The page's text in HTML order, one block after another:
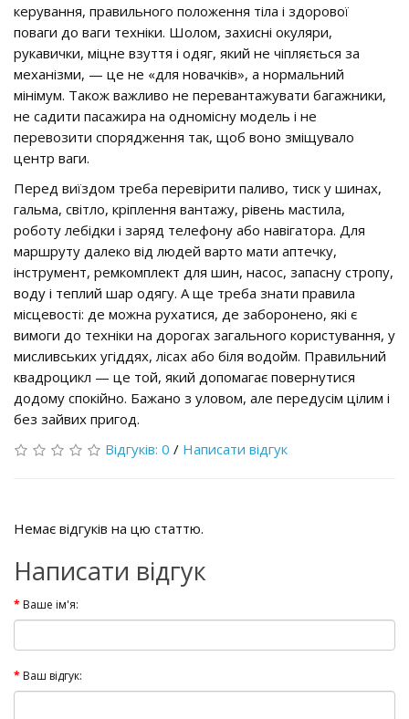
керування, правильного положення тіла і здорової
поваги до ваги техніки. Шолом, захисні окуляри,
рукавички, міцне взуття і одяг, який не чіпляється за
механізми, — це не «для новачків», а нормальний
мінімум. Також важливо не перевантажувати багажники,
не садити пасажира на одномісну модель і не
перевозити спорядження так, щоб воно зміщувало
центр ваги.
Перед виїздом треба перевірити паливо, тиск у шинах,
гальма, світло, кріплення вантажу, рівень мастила,
роботу лебідки і заряд телефону або навігатора. Для
маршруту далеко від людей варто мати аптечку,
інструмент, ремкомплект для шин, насос, запасну стропу,
воду і теплий шар одягу. А ще треба знати правила
місцевості: де можна рухатися, де заборонено, які є
вимоги до техніки на дорогах загального користування, у
мисливських угіддях, лісах або біля водойм. Правильний
квадроцикл — це той, який допомагає повернутися
додому спокійно. Бажано з уловом, але передусім цілим і
без зайвих пригод.
Відгуків: 0 / Написати відгук
Немає відгуків на цю статтю.
Написати відгук
Ваше ім'я:
Ваш відгук: